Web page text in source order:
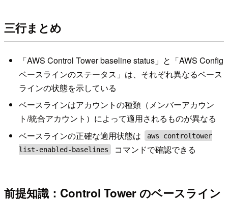
三行まとめ
「AWS Control Tower baseline status」と「AWS Config
ベースラインのステータス」は、それぞれ異なるベース
ラインの状態を示している
ベースラインはアカウントの種類（メンバーアカウン
ト/統合アカウント）によって適用されるものが異なる
ベースラインの正確な適用状態は
aws controltower
list-enabled-baselines
コマンドで確認できる
前提知識：Control Tower のベースライン